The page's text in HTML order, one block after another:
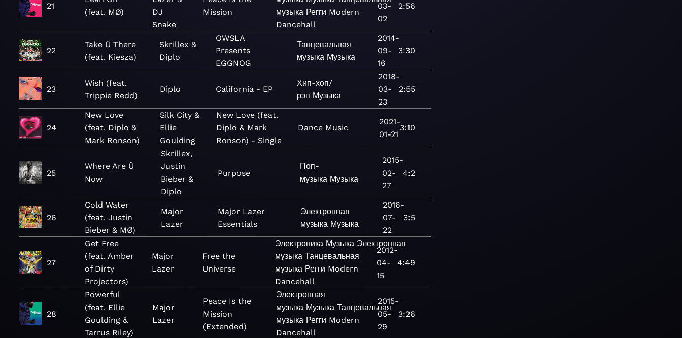
21
(feat. MØ)
DJ
Snake
Mission
музыка Регги Modern
Dancehall
03-
02
2:56
22
Take Ü There
(feat. Kiesza)
Skrillex &
Diplo
OWSLA
Presents
EGGNOG
Танцевальная
музыка Музыка
2014-
09-
16
3:30
23
Wish (feat.
Trippie Redd)
Diplo California - EP
Хип-хоп/
рэп Музыка
2018-
03-
23
2:55
24
New Love
(feat. Diplo &
Mark Ronson)
Silk City &
Ellie
Goulding
New Love (feat.
Diplo & Mark
Ronson) - Single
Dance Music
2021-
01-21
3:10
25
Where Are Ü
Now
Skrillex,
Justin
Bieber &
Diplo
Purpose
Поп-
музыка Музыка
2015-
02-
27
4:2
26
Cold Water
(feat. Justin
Bieber & MØ)
Major
Lazer
Major Lazer
Essentials
Электронная
музыка Музыка
2016-
07-
22
3:5
27
Get Free
(feat. Amber
of Dirty
Projectors)
Major
Lazer
Free the
Universe
Электроника Музыка Электронная
музыка Танцевальная
музыка Регги Modern
Dancehall
2012-
04-
15
4:49
28
Powerful
(feat. Ellie
Goulding &
Tarrus Riley)
Major
Lazer
Peace Is the
Mission
(Extended)
Электронная
музыка Музыка Танцевальная
музыка Регги Modern
Dancehall
2015-
05-
29
3:26